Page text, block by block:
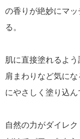
の香りが絶妙にマ
る。
肌に直接塗れるよ
肩まわりなど気に
にやさしく塗り込ん
自然の力がダイレ